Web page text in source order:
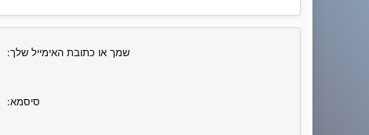
שמך או כתובת האימייל שלך
סיסמא